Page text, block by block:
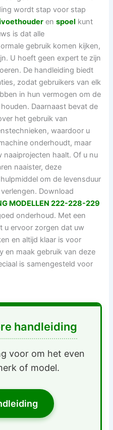
wordt stap voor stap
enspoel kunt
is dat alle
gebruik komen kijken,
U hoeft geen expert te zijn
De handleiding biedt
zodat gebruikers van elk
in hun vermogen om de
Daarnaast bevat de
het gebruik van
waardoor u
onderhoudt, maar
naaiprojecten haalt. Of u nu
naaister, deze
om de levensduur
Download
MODELLEN 222-228-229
onderhoud. Met een
u ervoor zorgen dat uw
en altijd klaar is voor
en maak gebruik van deze
is samengesteld voor
handleiding
voor om het even
of model.